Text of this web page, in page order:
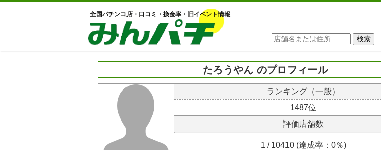
全国パチンコ店・口コミ・換金率・旧イベント情報
たろうやん のプロフィール
ランキング（一般）
1487位
評価店舗数
1 / 10410 (達成率：0％)